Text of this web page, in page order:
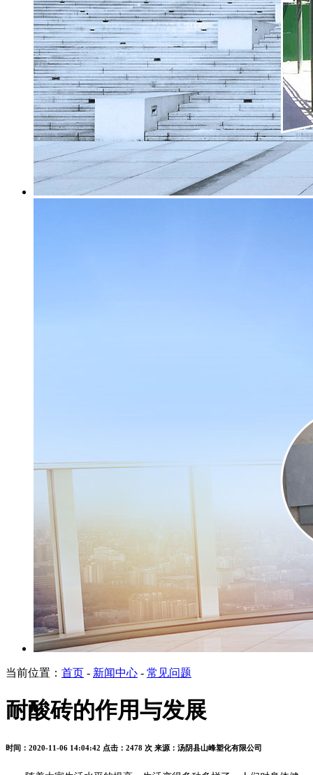
当前位置： 首页 - 新闻中心 - 常见问题
耐酸砖的作用与发展
时间：2020-11-06 14:04:42 点击：2478 次 来源：汤阴县山峰塑化有限公司